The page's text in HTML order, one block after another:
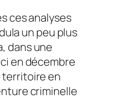
ces analyses
un peu plus
dans une
en décembre
territoire en
criminelle